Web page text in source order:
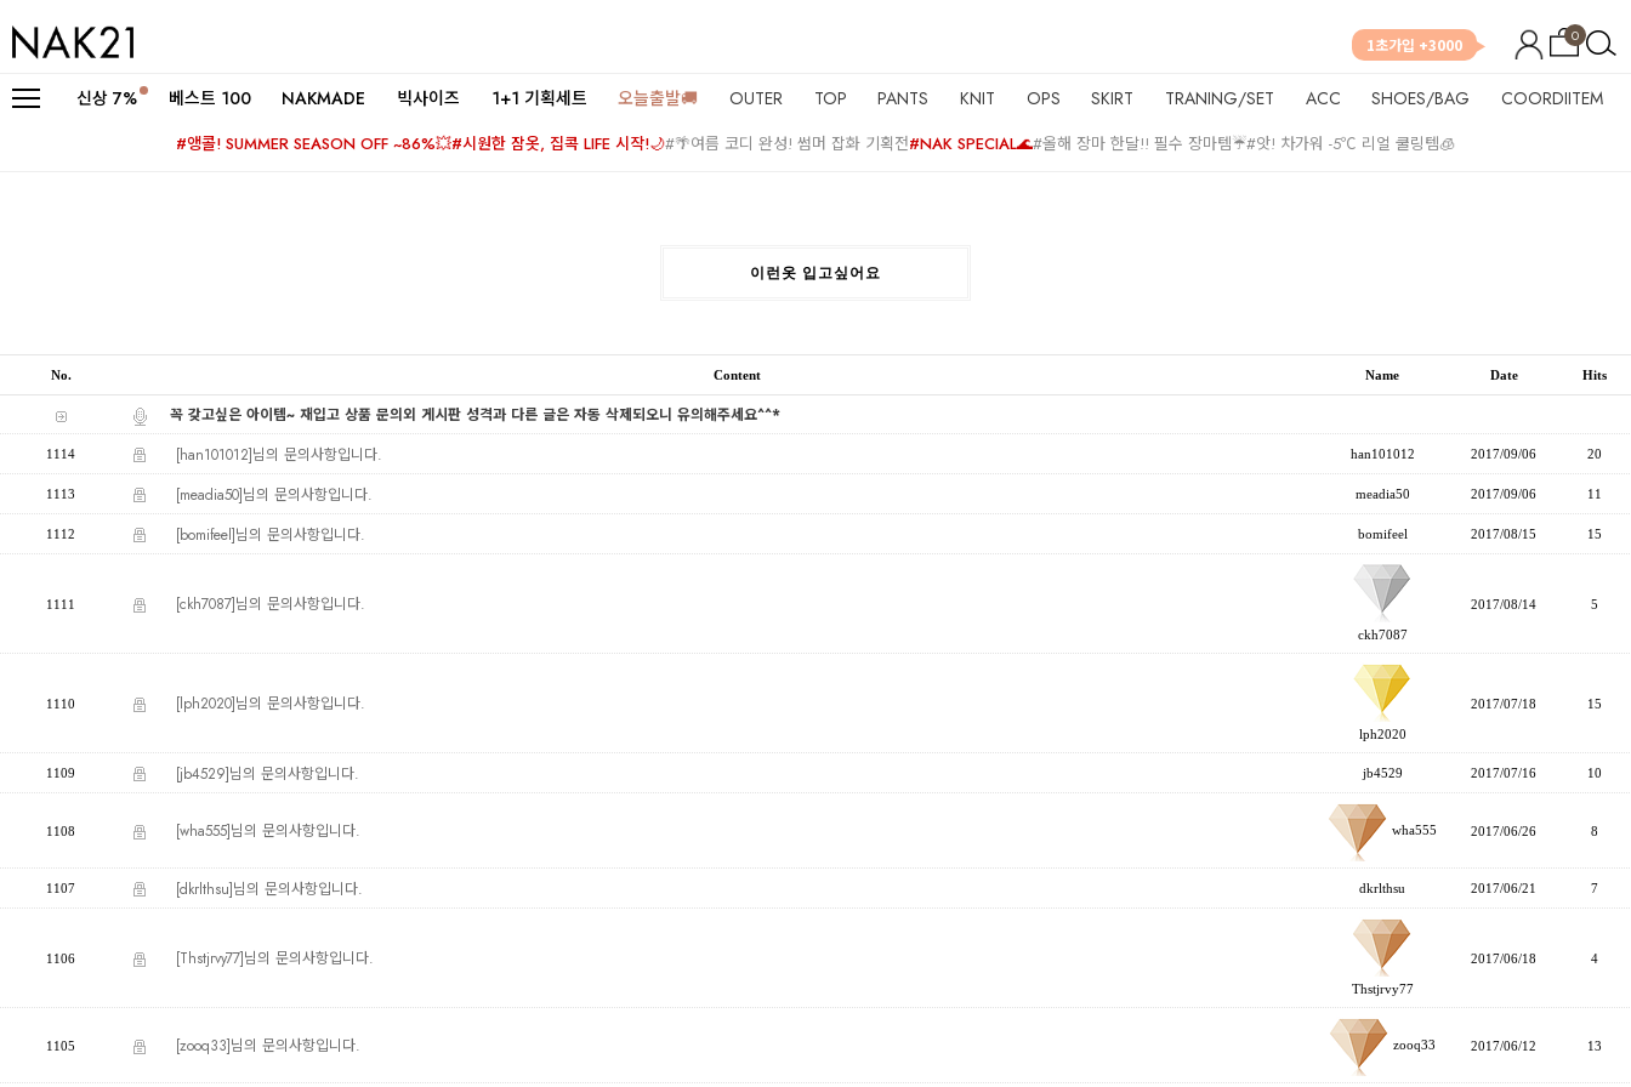
0
1초가입 +3000
신상 7% 베스트 100 NAKMADE 빅사이즈 1+1 기획세트 오늘출발🚚 OUTER TOP PANTS KNIT OPS SKIRT TRANING/SET ACC SHOES/BAG COORDIITEM
#앵콜! SUMMER SEASON OFF ~86%💥#시원한 잠옷, 집콕 LIFE 시작!🌙#🌴여름 코디 완성! 썸머 잡화 기획전#NAK SPECIAL🌊#올해 장마 한달!! 필수 장마템☔#앗! 차가워 -5℃ 리얼 쿨링템🧊
이런옷 입고싶어요
No. Content Name Date Hits
꼭 갖고싶은 아이템~ 재입고 상품 문의외 게시판 성격과 다른 글은 자동 삭제되오니 유의해주세요^^*
1114 [han101012]님의 문의사항입니다. han101012 2017/09/06 20
1113 [meadia50]님의 문의사항입니다. meadia50 2017/09/06 11
1112 [bomifeel]님의 문의사항입니다. bomifeel 2017/08/15 15
1111 [ckh7087]님의 문의사항입니다.
ckh7087
2017/08/14 5
1110 [lph2020]님의 문의사항입니다.
lph2020
2017/07/18 15
1109 [jb4529]님의 문의사항입니다. jb4529 2017/07/16 10
1108 [wha555]님의 문의사항입니다. wha555 2017/06/26 8
1107 [dkrlthsu]님의 문의사항입니다. dkrlthsu 2017/06/21 7
1106 [Thstjrvy77]님의 문의사항입니다.
Thstjrvy77
2017/06/18 4
1105 [zooq33]님의 문의사항입니다. zooq33 2017/06/12 13